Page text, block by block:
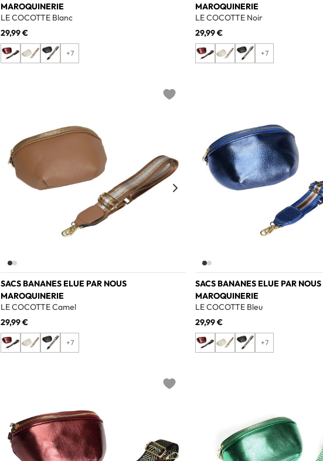
MAROQUINERIE
LE COCOTTE Blanc
29,99 €
+7
MAROQUINERIE
LE COCOTTE Noir
29,99 €
+7
SACS BANANES ELUE PAR NOUS
MAROQUINERIE
LE COCOTTE Camel
29,99 €
+7
SACS BANANES ELUE PAR NOUS
MAROQUINERIE
LE COCOTTE Bleu
29,99 €
+7